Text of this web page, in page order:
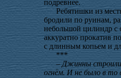
подревнее.
Ребятишки из
бродили по руинам,
небольшой цилиндр с
аккуратно прокатив
с длинным копьем и
***
– Джинны строили
огнём. И не было в то